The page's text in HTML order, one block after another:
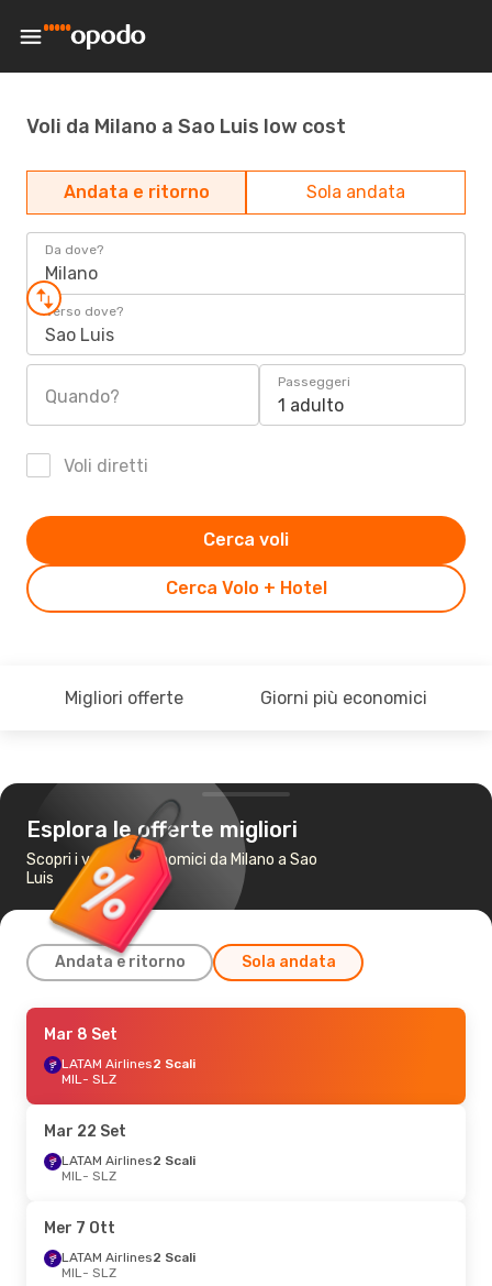
Voli da Milano a Sao Luis low cost
Andata e ritorno Sola andata
Da dove?
Milano
Verso dove?
Sao Luis
Quando?
Passeggeri
1 adulto
Voli diretti
Cerca Volo + Hotel
Cerca voli
Migliori offerte Giorni più economici
Esplora le offerte migliori
Scopri i voli più economici da Milano a Sao
Luis
Andata e ritorno Sola andata
Gio 8 Ott- Mar 20 Ott
ITA Airways2 Scali
MIL- SLZ
SLZ- MIL
Ven 4 Set- Lun 14 Set
LATAM Airlines
SLZ - MIL
Mar 8 Set
LATAM Airlines2 Scali
MIL- SLZ
Mar 22 Set
LATAM Airlines2 Scali
MIL- SLZ
Mer 7 Ott
LATAM Airlines2 Scali
MIL- SLZ